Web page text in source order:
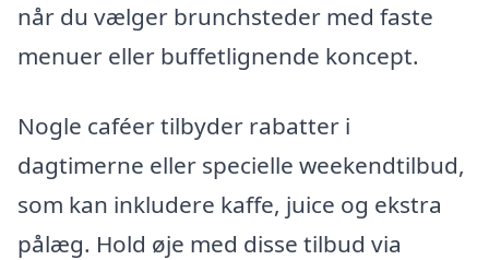
når du vælger brunchsteder med faste
menuer eller buffetlignende koncept.
Nogle caféer tilbyder rabatter i
dagtimerne eller specielle weekendtilbud,
som kan inkludere kaffe, juice og ekstra
pålæg. Hold øje med disse tilbud via